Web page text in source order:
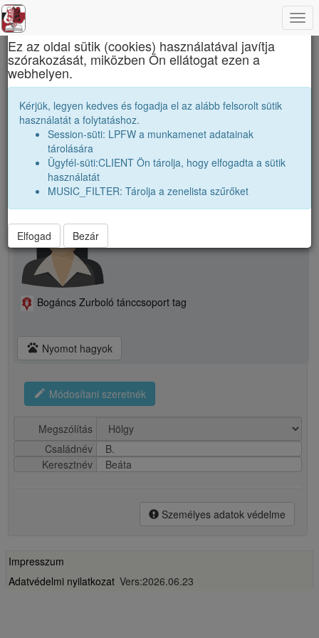
Apáczai Csere János Elméleti Líceum
B. Beáta
B. Beáta
Bogáncs Zurboló tánccsoport tag
pets Nyomot hagyok
edit Módosítani szeretnék
Megszólítás
Családnév
B.
Keresztnév
Beáta
Személyes adatok védelme
Impresszum
Adatvédelmi nyilatkozat Vers:2026.06.23
×
Ez az oldal sütik (cookies) használatával javítja
szórakozását, miközben Ön ellátogat ezen a
webhelyen.
Kérjük, legyen kedves és fogadja el az alább felsorolt sütik
használatát a folytatáshoz.
Session-süti: LPFW a munkamenet adatainak
tárolására
Ügyfél-süti:CLIENT Ön tárolja, hogy elfogadta a sütik
használatát
MUSIC_FILTER: Tárolja a zenelista szűrőket
Elfogad Bezár